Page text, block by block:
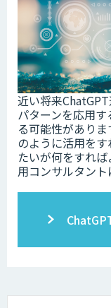
近い将来
パターンを応用
る可能性があり
のように活用を
たいが何をすれ
用コンサルタント